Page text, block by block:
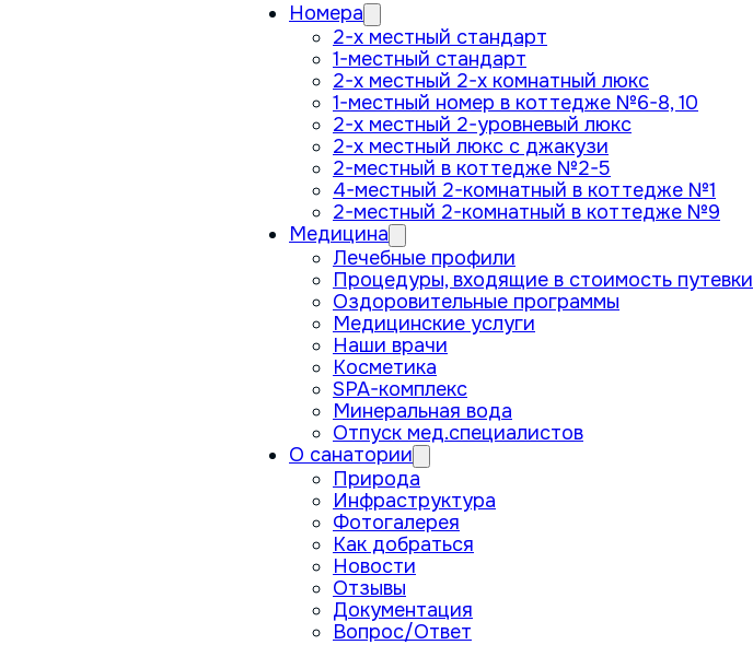
Номера
2-х местный стандарт
1-местный стандарт
2-х местный 2-х комнатный люкс
1-местный номер в коттедже №6-8, 10
2-х местный 2-уровневый люкс
2-х местный люкс с джакузи
2-местный в коттедже №2-5
4-местный 2-комнатный в коттедже №1
2-местный 2-комнатный в коттедже №9
Медицина
Лечебные профили
Процедуры, входящие в стоимость путевки
Оздоровительные программы
Медицинские услуги
Наши врачи
Косметика
SPA-комплекс
Минеральная вода
Отпуск мед.специалистов
О санатории
Природа
Инфраструктура
Фотогалерея
Как добраться
Новости
Отзывы
Документация
Вопрос/Ответ